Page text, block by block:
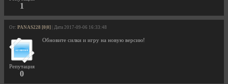
1
От: PANAS228 [0|0] | Дата 2017-09-06 16:33:48
Репутация
0
Обновите силки и игру на новую версию!